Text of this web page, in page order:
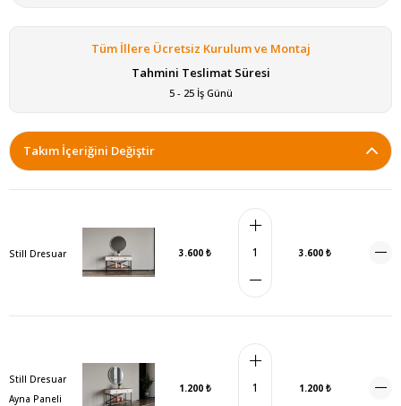
Tüm İllere Ücretsiz Kurulum ve Montaj
Tahmini Teslimat Süresi
5 - 25 İş Günü
Takım İçeriğini Değiştir
Still Dresuar 3.600 ₺ 3.600 ₺
Still Dresuar
Ayna Paneli
1.200 ₺ 1.200 ₺